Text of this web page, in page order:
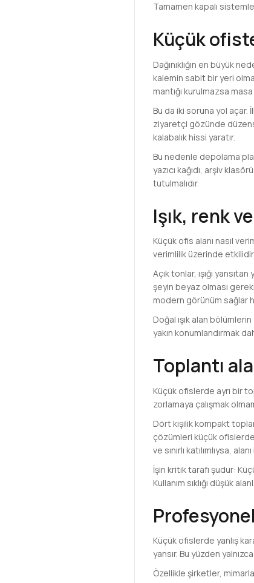
Tamamen kapalı
Küçük
Dağınıklığın en büyük
kalemin sabit bir yeri
mantığı kurulmazsa
Bu da iki soruna yol açar.
ziyaretçi gözünde
kalabalık hissi yaratır.
Bu nedenle depolama
yazıcı kağıdı, arşiv
tutulmalıdır.
Işık, renk
Küçük ofis alanı nasıl
verimlilik üzerinde
Açık tonlar, ışığı
şeyin beyaz olması
modern görünüm sağlar
Doğal ışık alan
yakın konumlandırmak
Toplantı
Küçük ofislerde ayrı bir
zorlamaya çalışmak
Dört kişilik kompakt
çözümleri küçük ofislerde
ve sınırlı katılımlıysa,
İşin kritik tarafı şudur:
Kullanım sıklığı düşük
Küçük ofislerde yanlış
yansır. Bu yüzden
Özellikle şirketler,